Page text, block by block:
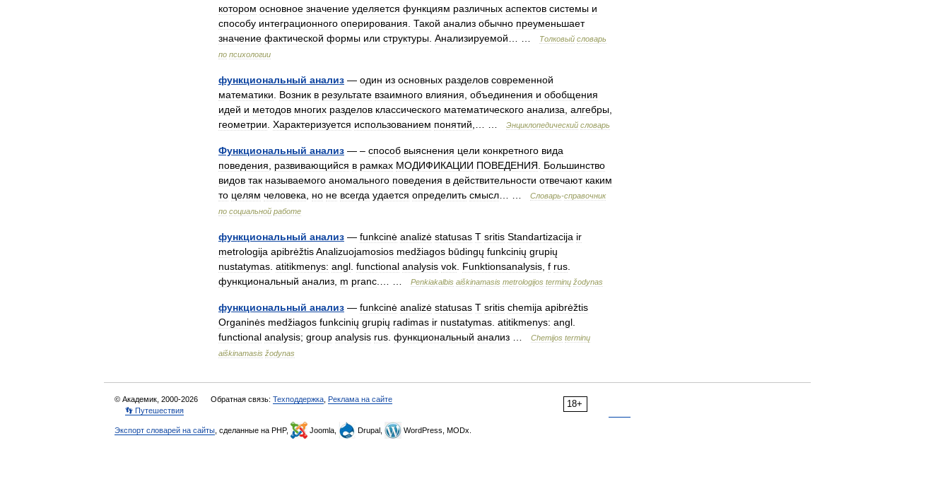
котором основное значение уделяется функциям различных аспектов системы и
способу интеграционного оперирования Такой анализ обычно преуменьшает
значение фактической формы или структуры Анализируемой Толковый словарь
по психологии
функциональный анализ — один из основных разделов современной
математики
Возник в результате взаимного влияния объединения и обобщения
идей и методов многих разделов классического математического анализа алгебры
геометрии Характеризуется использованием понятий Энциклопедический словарь
Функциональный анализ — – способ выяснения цели конкретного вида
поведения
развивающийся в рамках МОДИФИКАЦИИ ПОВЕДЕНИЯ
Большинство
видов так называемого аномального поведения в действительности отвечают каким
то целям человека но не всегда удается определить смысл Словарь-справочник
по социальной работе
функциональный анализ — funkcinė analizė statusas T sritis Standartizacija ir
metrologija apibrėžtisAnalizuojamosios medžiagos būdingų funkcinių grupių
nustatymas atitikmenys: angl functional analysis vok Funktionsanalysis f rus
функциональный анализ m pranc Penkiakalbis aiškinamasis metrologijos terminų žodynas
функциональный анализ — funkcinė analizė statusas T sritis chemija apibrėžtis
Organinės medžiagos funkcinių grupių radimas ir nustatymas atitikmenys: angl
functional analysis; group analysis rus функциональный анализ Chemijos terminų
aiškinamasis žodynas
18+
© Академик, 2000-2026 Обратная связь: Техподдержка Реклама на сайте
👣 Путешествия
Экспорт словарей на сайты , сделанные на PHP, Joomla, Drupal, WordPress, MODx.